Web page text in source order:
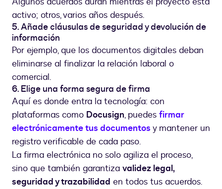
activo; otros, varios años después.
5. Añade cláusulas de seguridad y devolución de
información
Por ejemplo, que los documentos digitales deban
eliminarse al finalizar la relación laboral o
comercial.
6. Elige una forma segura de firma
Aquí es donde entra la tecnología: con
plataformas como Docusign, puedes firmar
electrónicamente tus documentos y mantener un
registro verificable de cada paso.
La firma electrónica no solo agiliza el proceso,
sino que también garantiza validez legal,
seguridad y trazabilidad en todos tus acuerdos.